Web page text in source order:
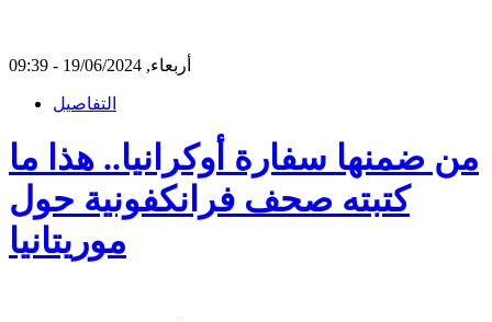
أربعاء, 19/06/2024 - 09:39
التفاصيل
من ضمنها سفارة أوكرانيا.. هذا ما
كتبته صحف فرانكفونية حول
موريتانيا